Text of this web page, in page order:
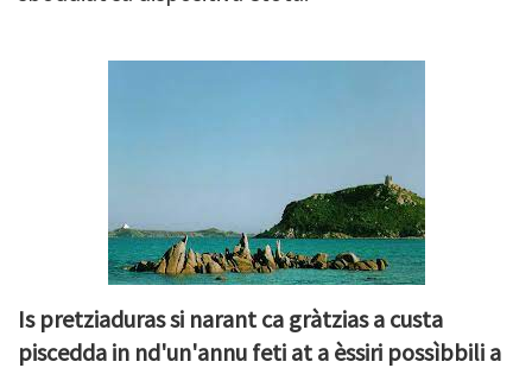
Is pretziaduras si narant ca gràtzias a custa
piscedda in nd'un'annu feti at a èssiri possìbbili a